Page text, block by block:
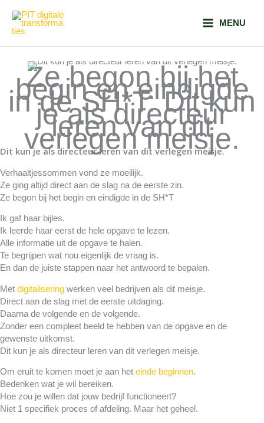
naar
MENU
Ze begon bij het
begin en eindigde
in de SH*T: Dit kun
je als directeur
leren van dit
verlegen meisje.
Dit kun je als directeur leren van dit verlegen meisje.
Verhaaltjessommen vond ze moeilijk.
Ze ging altijd direct aan de slag na de eerste zin.
Ze begon bij het begin en eindigde in de SH*T
Ik gaf haar bijles.
Ik leerde haar eerst de hele opgave te lezen.
Alle informatie uit de opgave te halen.
Te begrijpen wat nou eigenlijk de vraag is.
En dan de juiste stappen naar het antwoord te bepalen.
Met digitalisering werken veel bedrijven als dit meisje.
Direct aan de slag met de eerste uitdaging.
Daarna de volgende en de volgende.
Zonder een compleet beeld te hebben van de opgave en de
gewenste uitkomst.
Dit kun je als directeur leren van dit verlegen meisje.
Om eruit te komen moet je aan het einde beginnen.
Bedenken wat je wil bereiken.
Hoe zou je willen dat jouw bedrijf functioneert?
Niet 1 specifiek proces of afdeling. Maar het geheel.